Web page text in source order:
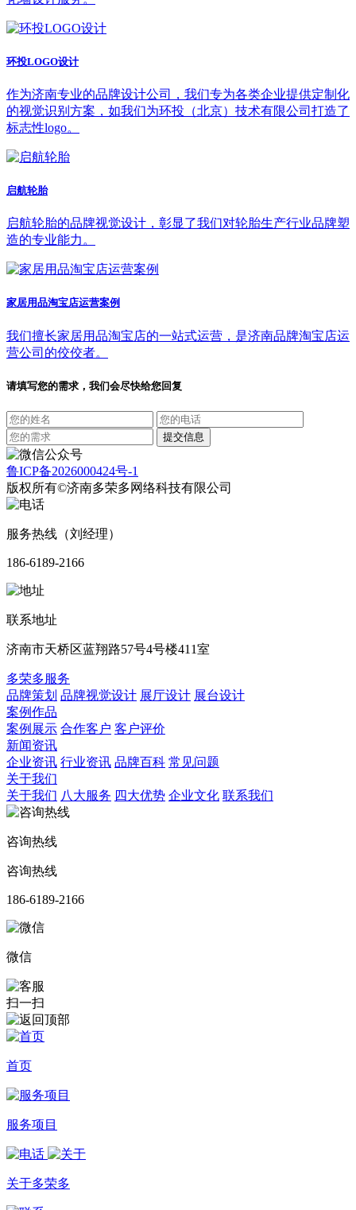
环投LOGO设计
作为济南专业的品牌设计公司，我们专为各类企业提供定制化
的视觉识别方案，如我们为环投（北京）技术有限公司打造了
标志性logo。
启航轮胎
启航轮胎的品牌视觉设计，彰显了我们对轮胎生产行业品牌塑
造的专业能力。
家居用品淘宝店运营案例
我们擅长家居用品淘宝店的一站式运营，是济南品牌淘宝店运
营公司的佼佼者。
请填写您的需求，我们会尽快给您回复
鲁ICP备2026000424号-1
版权所有©济南多荣多网络科技有限公司
服务热线（刘经理）
186-6189-2166
联系地址
济南市天桥区蓝翔路57号4号楼411室
多荣多服务
品牌策划 品牌视觉设计 展厅设计 展台设计
案例作品
案例展示 合作客户 客户评价
新闻资讯
企业资讯 行业资讯 品牌百科 常见问题
关于我们
关于我们 八大服务 四大优势 企业文化 联系我们
咨询热线
咨询热线
186-6189-2166
微信
扫一扫
首页
服务项目
关于多荣多